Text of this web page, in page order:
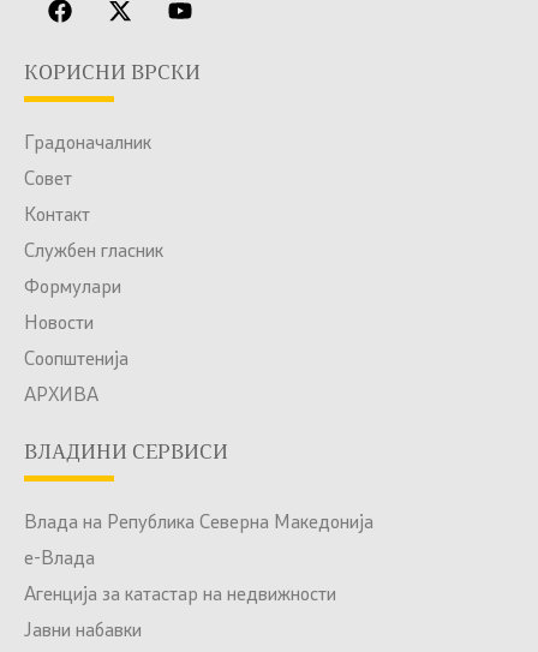
КОРИСНИ ВРСКИ
Градоначалник
Совет
Контакт
Службен гласник
Формулари
Новости
Соопштенија
АРХИВА
ВЛАДИНИ СЕРВИСИ
Влада на Република Северна Македонија
е-Влада
Агенција за катастар на недвижности
Јавни набавки